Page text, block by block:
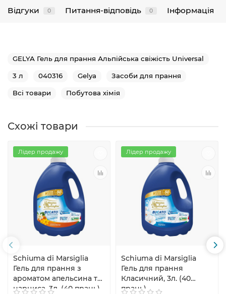
Відгуки 0 Питання-відповідь 0 Інформація
GELYA Гель для прання Альпійська свіжість Universal
3 л 040316 Gelya Засоби для прання
Всі товари Побутова хімія
Схожі товари
Лідер продажу
Schiuma di Marsiglia
Гель для прання з
ароматом апельсина та
нарциса, 3л. (40 прань)
Лідер продажу
Schiuma di Marsiglia
Гель для прання
Класичний, 3л. (40
прань)